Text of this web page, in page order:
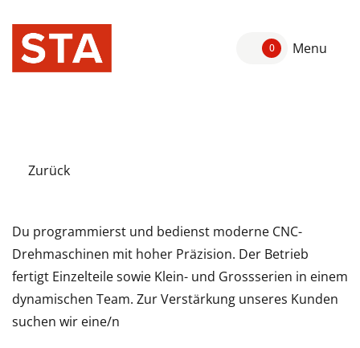
0 Menu
Zurück
Du programmierst und bedienst moderne CNC-
Drehmaschinen mit hoher Präzision. Der Betrieb
fertigt Einzelteile sowie Klein- und Grossserien in einem
dynamischen Team. Zur Verstärkung unseres Kunden
suchen wir eine/n